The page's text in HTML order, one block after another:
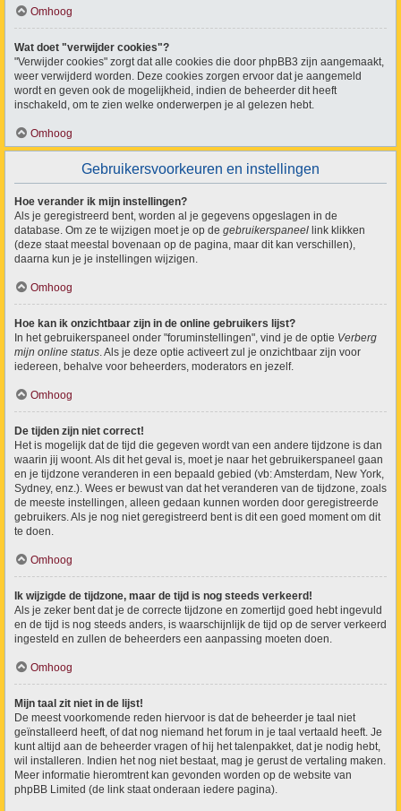
Omhoog
Wat doet "verwijder cookies"?
"Verwijder cookies" zorgt dat alle cookies die door phpBB3 zijn aangemaakt,
weer verwijderd worden. Deze cookies zorgen ervoor dat je aangemeld
wordt en geven ook de mogelijkheid, indien de beheerder dit heeft
inschakeld, om te zien welke onderwerpen je al gelezen hebt.
Omhoog
Gebruikersvoorkeuren en instellingen
Hoe verander ik mijn instellingen?
Als je geregistreerd bent, worden al je gegevens opgeslagen in de
database. Om ze te wijzigen moet je op de gebruikerspaneel link klikken
(deze staat meestal bovenaan op de pagina, maar dit kan verschillen),
daarna kun je je instellingen wijzigen.
Omhoog
Hoe kan ik onzichtbaar zijn in de online gebruikers lijst?
In het gebruikerspaneel onder "foruminstellingen", vind je de optie Verberg
mijn online status. Als je deze optie activeert zul je onzichtbaar zijn voor
iedereen, behalve voor beheerders, moderators en jezelf.
Omhoog
De tijden zijn niet correct!
Het is mogelijk dat de tijd die gegeven wordt van een andere tijdzone is dan
waarin jij woont. Als dit het geval is, moet je naar het gebruikerspaneel gaan
en je tijdzone veranderen in een bepaald gebied (vb: Amsterdam, New York,
Sydney, enz.). Wees er bewust van dat het veranderen van de tijdzone, zoals
de meeste instellingen, alleen gedaan kunnen worden door geregistreerde
gebruikers. Als je nog niet geregistreerd bent is dit een goed moment om dit
te doen.
Omhoog
Ik wijzigde de tijdzone, maar de tijd is nog steeds verkeerd!
Als je zeker bent dat je de correcte tijdzone en zomertijd goed hebt ingevuld
en de tijd is nog steeds anders, is waarschijnlijk de tijd op de server verkeerd
ingesteld en zullen de beheerders een aanpassing moeten doen.
Omhoog
Mijn taal zit niet in de lijst!
De meest voorkomende reden hiervoor is dat de beheerder je taal niet
geïnstalleerd heeft, of dat nog niemand het forum in je taal vertaald heeft. Je
kunt altijd aan de beheerder vragen of hij het talenpakket, dat je nodig hebt,
wil installeren. Indien het nog niet bestaat, mag je gerust de vertaling maken.
Meer informatie hieromtrent kan gevonden worden op de website van
phpBB Limited (de link staat onderaan iedere pagina).